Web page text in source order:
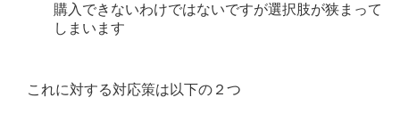
購入できないわけではないですが選択肢が狭まって
しまいます
これに対する対応策は以下の２つ